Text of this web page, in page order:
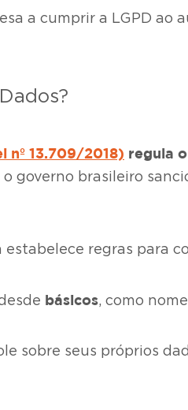
a cumprir a LGPD ao
nº 13.709/2018) regula
o governo brasileiro
estabelece regras para
básicos, como
sobre seus próprios